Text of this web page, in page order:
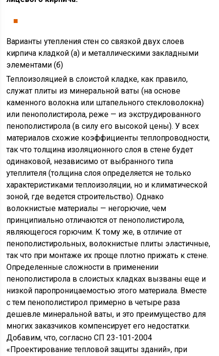
Варианты утепления стен со связкой двух слоев
кирпича кладкой (а) и металлическими закладными
элементами (б)
Теплоизоляцией в слоистой кладке, как правило,
служат плиты из минеральной ваты (на основе
каменного волокна или штапельного стекловолокна)
или пенополистирола, реже — из экструдированного
пенополистирола (в силу его высокой цены). У всех
материалов схожие коэффициенты теплопроводности,
так что толщина изоляционного слоя в стене будет
одинаковой, независимо от выбранного типа
утеплителя (толщина слоя определяется не только
характеристиками теплоизоляции, но и климатической
зоной, где ведется строительство). Однако
волокнистые материалы — негорючие, чем
принципиально отличаются от пенополистирола,
являющегося горючим. К тому же, в отличие от
пенополистирольных, волокнистые плиты эластичные,
так что при монтаже их проще плотно прижать к стене.
Определенные сложности в применении
пенополистирола в слоистых кладках вызваны еще и
низкой паропроницаемостью этого материала. Вместе
с тем пенополистирол примерно в четыре раза
дешевле минеральной ваты, и это преимущество для
многих заказчиков компенсирует его недостатки.
Добавим, что, согласно СП 23-101-2004
«Проектирование тепловой защиты зданий», при